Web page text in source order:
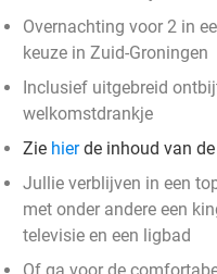
Overnachting voor 2 in
keuze in Zuid-Groningen
Inclusief uitgebreid
welkomstdrankje
Zie hierde inhoud van
Jullie verblijven in een
met onder andere een
televisie en een ligbad